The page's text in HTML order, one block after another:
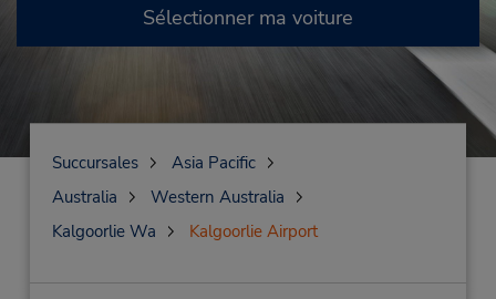
Sélectionner ma voiture
Succursales
Asia Pacific
Australia
Western Australia
Kalgoorlie Wa
Kalgoorlie Airport